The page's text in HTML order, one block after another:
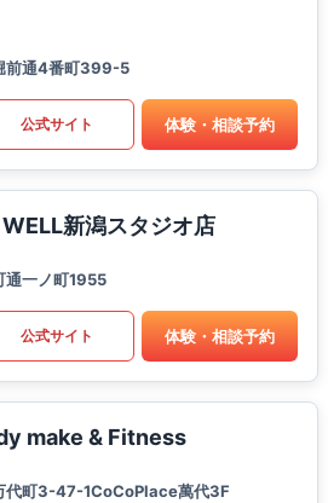
前通4番町399-5
公式サイト 体験・相談予約
新潟スタジオ店
通一ノ町1955
公式サイト 体験・相談予約
make & Fitness
代町3-47-1CoCoPlace萬代3F